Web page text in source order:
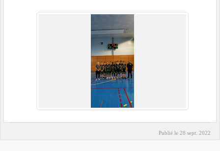
Publié le 28 sept. 2022